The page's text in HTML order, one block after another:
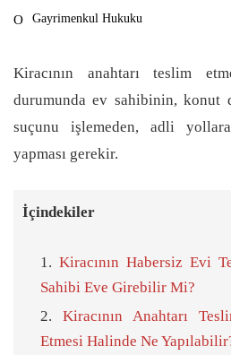
Gayrimenkul Hukuku
Kiracının anahtarı teslim
durumunda ev sahibinin, konut
suçunu işlemeden, adli
yapması gerekir.
İçindekiler
Kiracının Habersiz Evi
Sahibi Eve Girebilir Mi?
Kiracının Anahtarı
Etmesi Halinde Ne